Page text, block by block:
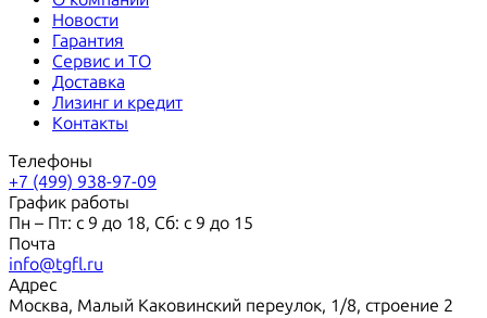
Новости
Гарантия
Сервис и ТО
Доставка
Лизинг и кредит
Контакты
Телефоны
+7 (499) 938-97-09
График работы
Пн – Пт: с 9 до 18, Сб: с 9 до 15
Почта
info@tgfl.ru
Адрес
Москва, Малый Каковинский переулок, 1/8, строение 2